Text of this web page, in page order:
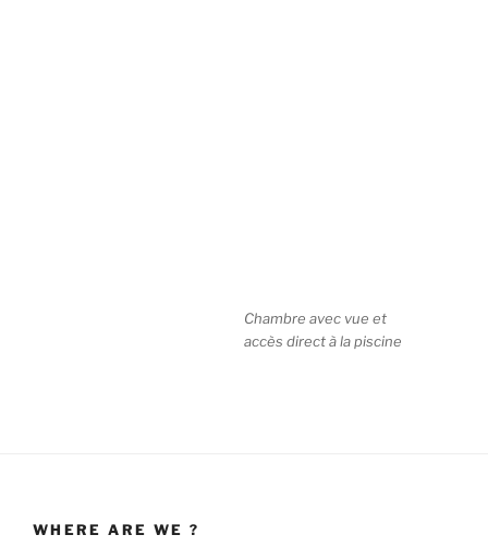
Chambre avec vue et
accès direct à la piscine
WHERE ARE WE ?